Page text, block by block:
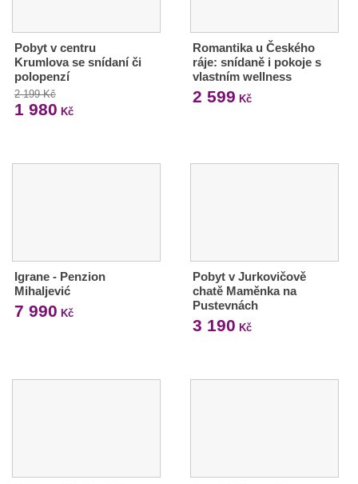
Pobyt v centru
Krumlova se snídaní či
polopenzí
2 199 Kč
1 980 Kč
Romantika u Českého
ráje: snídaně i pokoje s
vlastním wellness
2 599 Kč
Igrane - Penzion
Mihaljević
7 990 Kč
Pobyt v Jurkovičově
chatě Maměnka na
Pustevnách
3 190 Kč